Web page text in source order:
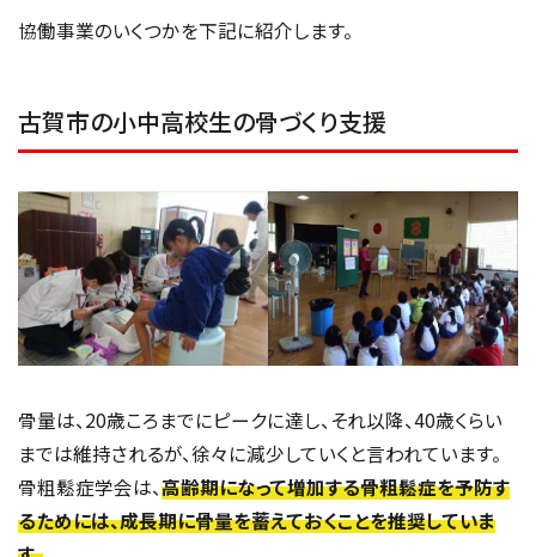
協働事業のいくつかを下記に紹介します。
古賀市の小中高校生の骨づくり支援
骨量は、20歳ころまでにピークに達し、それ以降、40歳くらい
までは維持されるが、徐々に減少していくと言われています。
骨粗鬆症学会は、高齢期になって増加する骨粗鬆症を予防す
るためには、成長期に骨量を蓄えておくことを推奨していま